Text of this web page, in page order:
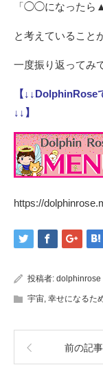
「◯◯になったら
と考えていること
一度振り返ってみ
【↓↓DolphinRose
↓↓】
https://
投稿者: dolphinrose
宇宙, 幸せになるた
前の記事